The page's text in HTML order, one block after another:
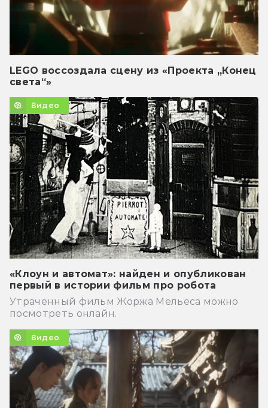
LEGO воссоздала сцену из «Проекта „Конец
света“»
Видео
«Клоун и автомат»: найден и опубликован
первый в истории фильм про робота
Утраченный фильм Жоржа Мельеса можно
посмотреть онлайн.
Видео